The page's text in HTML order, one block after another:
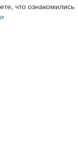
что ознакомились